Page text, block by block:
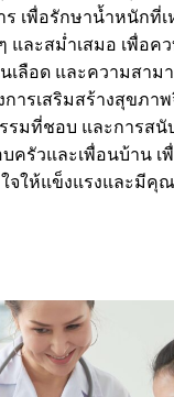
เพื่อรักษาน้ำหนักที่เ
และสม่ำเสมอ เพื่อ
เลือด และความสาม
การเสริมสร้างสุขภา
รมที่ชอบ และการส
ครัวและเพื่อนบ้าน เ
ใจให้แข็งแรงและมีคุ